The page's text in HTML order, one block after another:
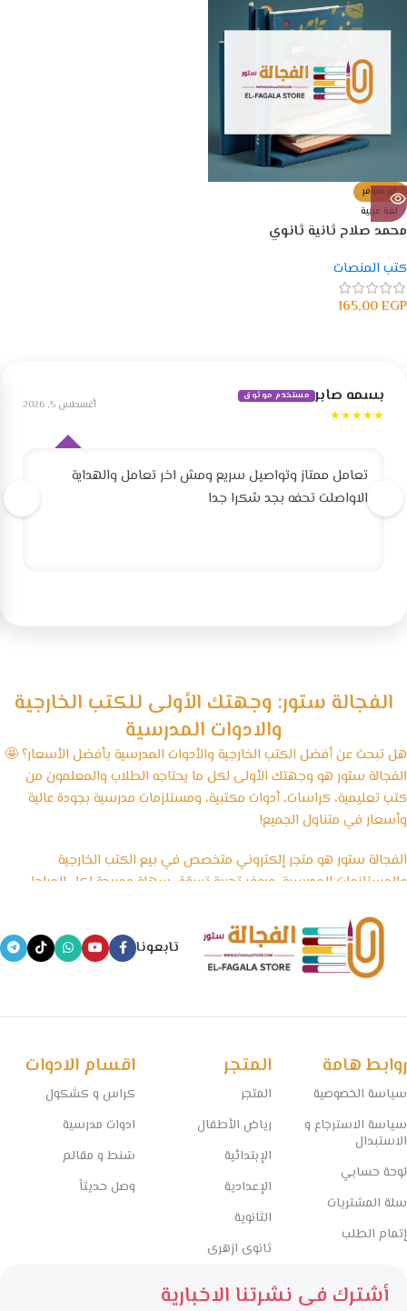
غير متوفر
لغة عربية
محمد صلاح ثانية ثانوي
كتب المنصات
165,00EGP
بسمه صابر مستخدم موثوق
★★★★★
أغسطس 5, 2026
تعامل ممتاز وتواصيل سريع ومش اخر تعامل والهداية
الاواصلت تحفه بجد شكرا جدا
الفجالة ستور: وجهتك الأولى للكتب الخارجية
والادوات المدرسية
هل تبحث عن أفضل الكتب الخارجية والأدوات المدرسية بأفضل الأسعار؟ 🤩
الفجالة ستور هو وجهتك الأولى لكل ما يحتاجه الطلاب والمعلمون من
كتب تعليمية، كراسات، أدوات مكتبية، ومستلزمات مدرسية بجودة عالية
وأسعار في متناول الجميع!
الفجالة ستور هو متجر إلكتروني متخصص في بيع الكتب الخارجية
والمستلزمات المدرسية، ويوفر تجربة تسوّق سهلة ومريحة لكل المراحل
الأدوات المكتبية والكشاكيل.
نسعى في الفجالة ستور إلى تقديم منتجات تعليمية موثوقة ومصادر
تابعونا
روابط هامة
سياسة الخصوصية
سياسة الاسترجاع و
الاستبدال
لوحة حسابي
سلة المشتريات
إتمام الطلب
المتجر
المتجر
رياض الأطفال
الإبتدائية
الإعدادية
الثانوية
ثانوى ازهرى
اقسام الادوات
كراس و كشكول
ادوات مدرسية
شنط و مقالم
وصل حديثاً
أشترك فى نشرتنا الاخبارية